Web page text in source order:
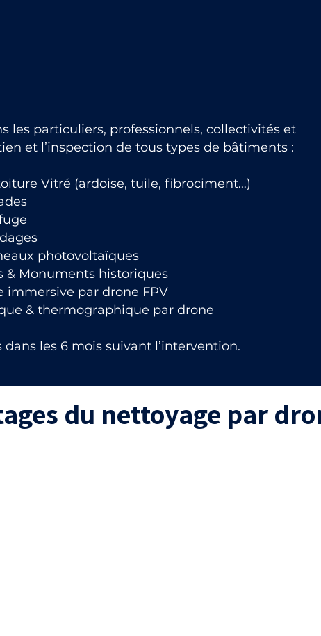
les particuliers, professionnels, collectivités et
et l’inspection de tous types de bâtiments :
Vitré (ardoise, tuile, fibrociment…)
photovoltaïques
& Monuments historiques
immersive par drone FPV
& thermographique par drone
les 6 mois suivant l’intervention.
du nettoyage par